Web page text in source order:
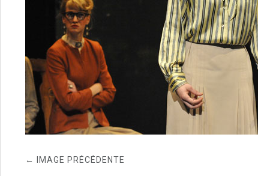
← IMAGE PRÉCÉDENTE